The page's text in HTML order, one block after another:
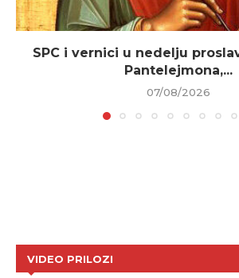
SPC i vernici u nedelju
Pantelejmona,...
07/08/2026
VIDEO PRILOZI